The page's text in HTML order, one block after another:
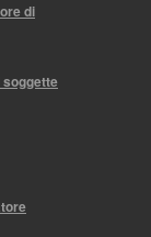
di
soggette